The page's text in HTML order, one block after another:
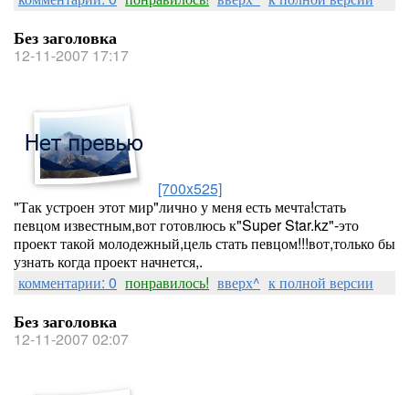
Без заголовка
12-11-2007 17:17
[700x525]
"Так устроен этот мир"лично у меня есть мечта!стать
певцом известным,вот готовлюсь к"Super Star.kz"-это
проект такой молодежный,цель стать певцом!!!вот,только бы
узнать когда проект начнется,.
комментарии: 0 понравилось! вверх^ к полной версии
Без заголовка
12-11-2007 02:07